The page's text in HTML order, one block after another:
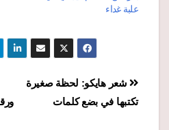
علبة غداء
تصفّح
المقالات
شعر هايكو: لحظة صغيرة
تكتبها في بضع كلمات